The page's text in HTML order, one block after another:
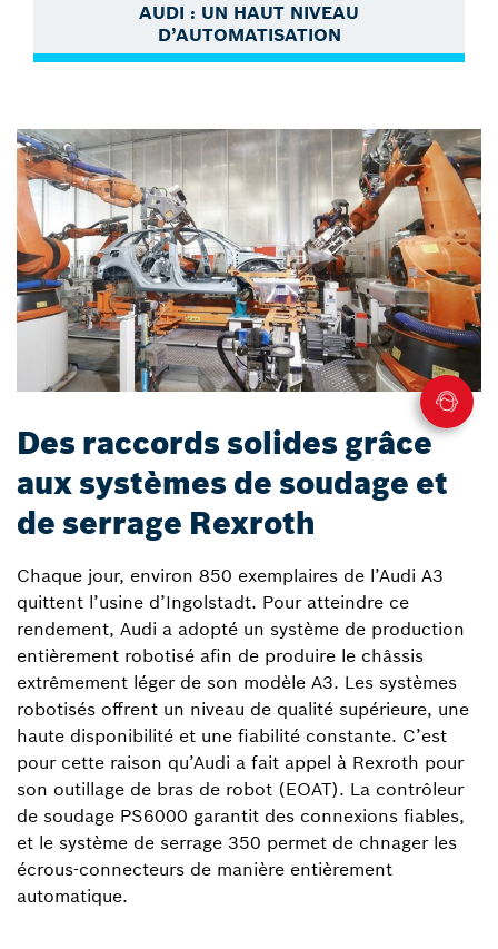
AUDI : UN HAUT NIVEAU
D’AUTOMATISATION
Des raccords solides grâce
aux systèmes de soudage et
de serrage Rexroth
Chaque jour, environ 850 exemplaires de l’Audi A3
quittent l’usine d’Ingolstadt. Pour atteindre ce
rendement, Audi a adopté un système de production
entièrement robotisé afin de produire le châssis
extrêmement léger de son modèle A3. Les systèmes
robotisés offrent un niveau de qualité supérieure, une
haute disponibilité et une fiabilité constante. C’est
pour cette raison qu’Audi a fait appel à Rexroth pour
son outillage de bras de robot (EOAT). La contrôleur
de soudage PS6000 garantit des connexions fiables,
et le système de serrage 350 permet de chnager les
écrous-connecteurs de manière entièrement
automatique.